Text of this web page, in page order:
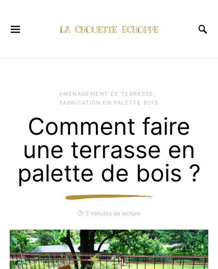
AMÉNAGEMENT DE TERRASSE
FABRICATION EN PALETTE BOIS
Comment faire
une terrasse en
palette de bois ?
3 minutes de lecture